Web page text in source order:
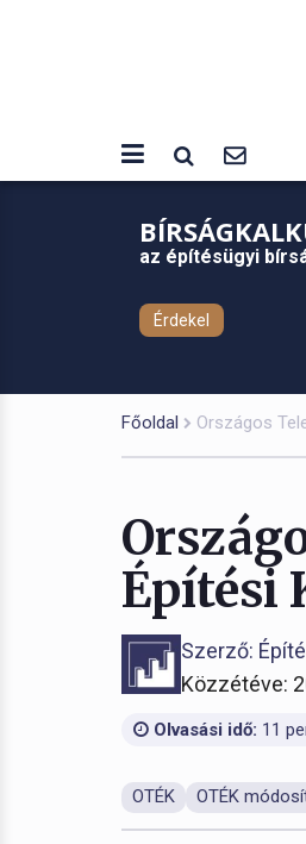
az építésügyi
Érdekel
Főoldal Országos
Építési
Szerző:
Közzétéve:
Olvasási idő: 11
OTÉK OTÉK